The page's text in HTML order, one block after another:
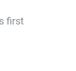
first